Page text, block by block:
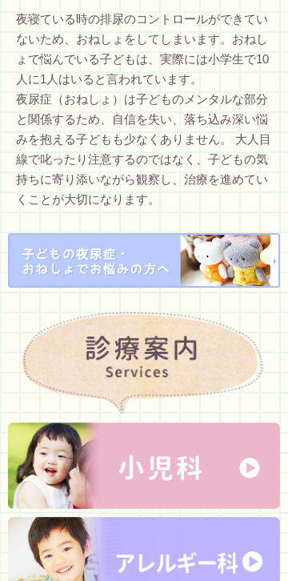
夜寝ている時の排尿のコントロールができてい
ないため、おねしょをしてしまいます。おねし
ょで悩んでいる子どもは、実際には小学生で10
人に1人はいると言われています。
夜尿症（おねしょ）は子どものメンタルな部分
と関係するため、自信を失い、落ち込み深い悩
みを抱える子どもも少なくありません。 大人目
線で叱ったり注意するのではなく、子どもの気
持ちに寄り添いながら観察し、治療を進めてい
くことが大切になります。